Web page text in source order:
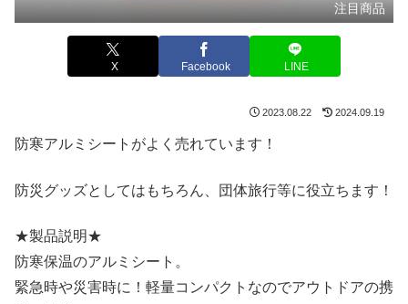
注目商品
X Facebook LINE
2023.08.22 2024.09.19
防寒アルミシートがよく売れています！
防災グッズとしてはもちろん、団体旅行等に役立ちます！
★製品説明★
防寒保温のアルミシート。
緊急時や災害時に！軽量コンパクトなのでアウトドアの携